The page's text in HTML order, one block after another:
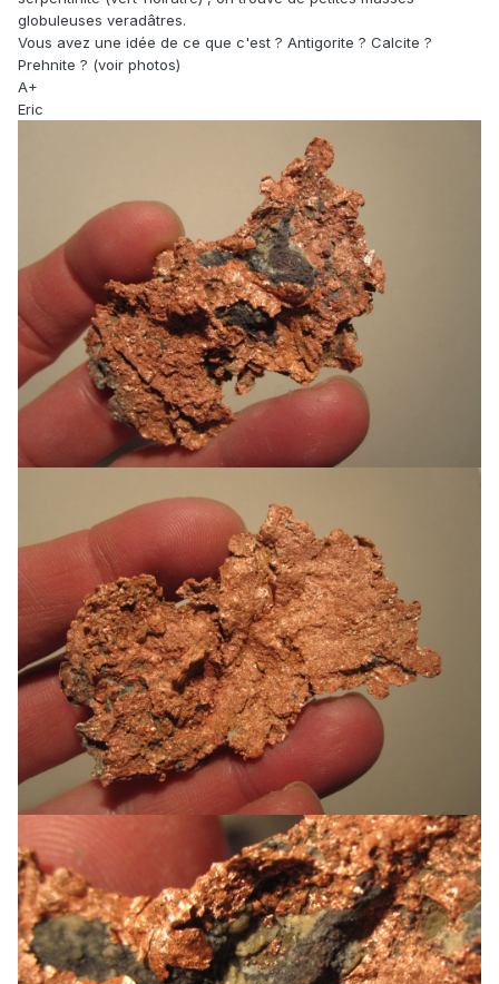
globuleuses veradâtres.
Vous avez une idée de ce que c'est ? Antigorite ? Calcite ?
Prehnite ? (voir photos)
A+
Eric